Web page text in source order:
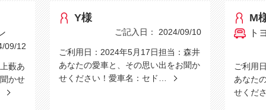
09/12
藪あ
かせ
Y様
ご記入日： 2024/09/10
ご利用日：2024年5月17日担当：森井
あなたの愛車と、その思い出をお聞か
せください！愛車名：セド…
M
ト
ご利用
あなた
せくだ